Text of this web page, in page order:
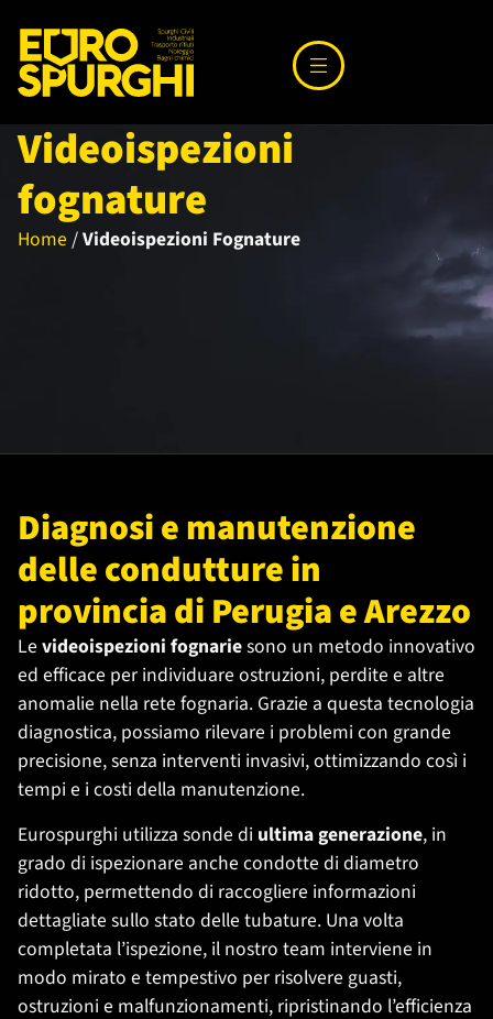
Videoispezioni
fognature
Home /Videoispezioni Fognature
Diagnosi e manutenzione
delle condutture in
provincia di Perugia e Arezzo
Le videoispezioni fognariesono un metodo innovativo
ed efficace per individuare ostruzioni, perdite e altre
anomalie nella rete fognaria. Grazie a questa tecnologia
diagnostica, possiamo rilevare i problemi con grande
precisione, senza interventi invasivi, ottimizzando così i
tempi e i costi della manutenzione.
Eurospurghi utilizza sonde di ultima generazione, in
grado di ispezionare anche condotte di diametro
ridotto, permettendo di raccogliere informazioni
dettagliate sullo stato delle tubature. Una volta
completata l’ispezione, il nostro team interviene in
modo mirato e tempestivo per risolvere guasti,
ostruzioni e malfunzionamenti, ripristinando l’efficienza